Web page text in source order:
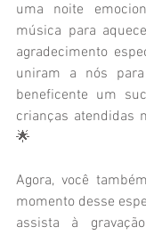
uma noite
música para
agradecimento
uniram a nós
beneficente um
crianças atendidas
🌟
Agora, você
momento desse
assista à